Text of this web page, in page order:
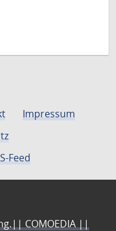
Impressum
Feed
COMOEDIA ||